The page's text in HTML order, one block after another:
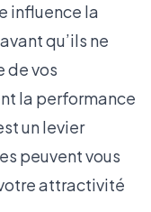
influence la
qu’ils ne
de vos
la performance
un levier
peuvent vous
attractivité